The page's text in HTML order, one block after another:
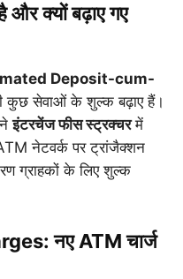
क्यों बढ़ाए गए
Deposit-cum-
कुछ सेवाओं के शुल्क बढ़ाए हैं।
नेइंटरचेंज फीस स्ट्रक्चरमें
नेटवर्क पर ट्रांजैक्शन
ग्राहकों के लिए शुल्क
नए ATM चार्ज